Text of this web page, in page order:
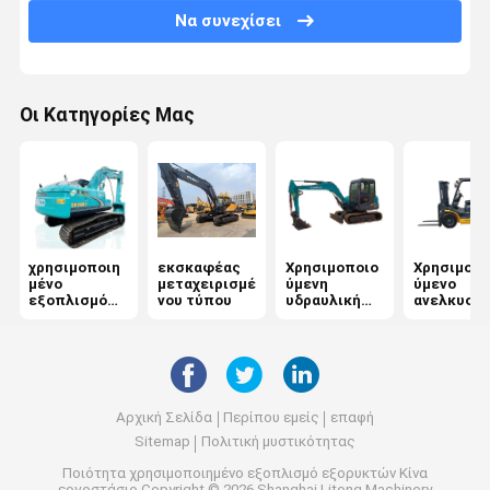
Να συνεχίσει
Οι Κατηγορίες Μας
χρησιμοποιη
μένο
εξοπλισμό
εκσκαφέας
μεταχειρισμέ
νου τύπου
Χρησιμοποιο
ύμενη
υδραυλική
ύμενο
Αρχική Σελίδα Περίπου εμείς
επαφή
Sitemap
Πολιτική μυστικότητας
Ποιότητα χρησιμοποιημένο εξοπλισμό εξορυκτών Κίνα